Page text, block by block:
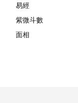
易經
紫微斗數
面相